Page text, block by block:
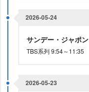
2026-05-24
サンデー・ジャポン
TBS系列 9:54～11:35
2026-05-23